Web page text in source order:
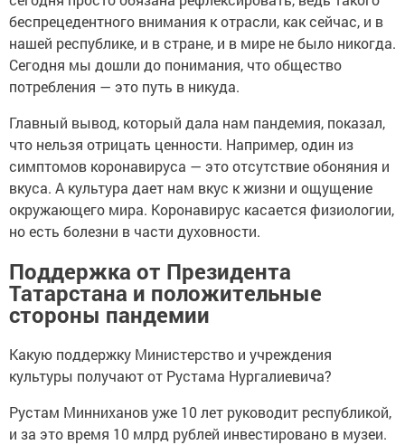
беспрецедентного внимания к отрасли, как сейчас, и в
нашей республике, и в стране, и в мире не было никогда.
Сегодня мы дошли до понимания, что общество
потребления — это путь в никуда.
Главный вывод, который дала нам пандемия, показал,
что нельзя отрицать ценности. Например, один из
симптомов коронавируса — это отсутствие обоняния и
вкуса. А культура дает нам вкус к жизни и ощущение
окружающего мира. Коронавирус касается физиологии,
но есть болезни в части духовности.
Поддержка от Президента
Татарстана и положительные
стороны пандемии
Какую поддержку Министерство и учреждения
культуры получают от Рустама Нургалиевича?
Рустам Минниханов уже 10 лет руководит республикой,
и за это время 10 млрд рублей инвестировано в музеи.